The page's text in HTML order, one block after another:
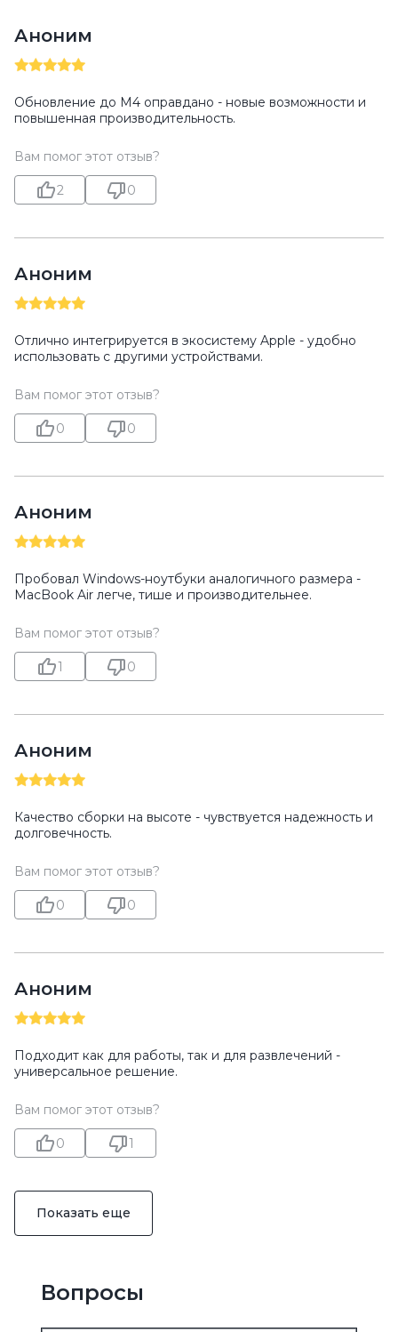
Аноним
Обновление до M4 оправдано - новые возможности и
повышенная производительность.
Вам помог этот отзыв?
2 0
Аноним
Отлично интегрируется в экосистему Apple - удобно
использовать с другими устройствами.
Вам помог этот отзыв?
0 0
Аноним
Пробовал Windows-ноутбуки аналогичного размера -
MacBook Air легче, тише и производительнее.
Вам помог этот отзыв?
1 0
Аноним
Качество сборки на высоте - чувствуется надежность и
долговечность.
Вам помог этот отзыв?
0 0
Аноним
Подходит как для работы, так и для развлечений -
универсальное решение.
Вам помог этот отзыв?
0 1
Показать еще
Вопросы